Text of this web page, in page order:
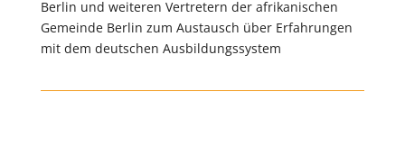
Berlin und weiteren Vertretern der afrikanischen
Gemeinde Berlin zum Austausch über Erfahrungen
mit dem deutschen Ausbildungssystem